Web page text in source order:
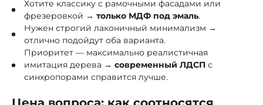
Хотите классику с рамочными фасадами или
фрезеровкой → только МДФ под эмаль.
Нужен строгий лаконичный минимализм →
отлично подойдут оба варианта.
Приоритет — максимально реалистичная
имитация дерева → современный ЛДСП с
синхропорами справится лучше.